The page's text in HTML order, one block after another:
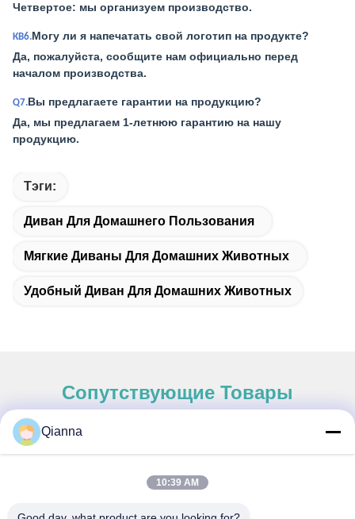
Четвертое: мы организуем производство.
КВ6.Могу ли я напечатать свой логотип на продукте?
Да, пожалуйста, сообщите нам официально перед
началом производства.
Q7.Вы предлагаете гарантии на продукцию?
Да, мы предлагаем 1-летнюю гарантию на нашу
продукцию.
Тэги:
Диван Для Домашнего Пользования
Мягкие Диваны Для Домашних Животных
Удобный Диван Для Домашних Животных
Сопутствующие Товары
Быстрый контакт
Адрес
Qianna
10:39 AM